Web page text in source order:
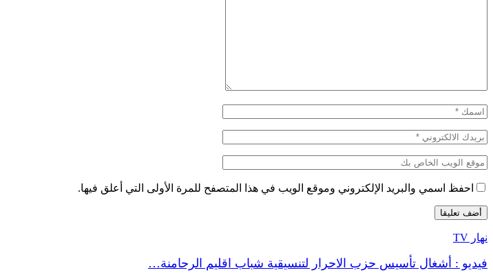
احفظ اسمي والبريد الإلكتروني وموقع الويب في هذا المتصفح للمرة الأولى التي أعلق فيها.
نهار TV
فيديو : أشغال تأسيس حزب الاحرار لتنسيقية شباب اقليم الرحامنة…